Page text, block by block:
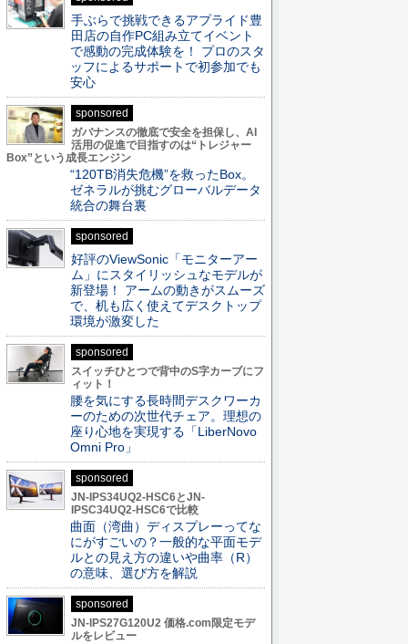
手ぶらで挑戦できるアプライド豊
田店の自作PC組み立てイベント
で感動の完成体験を！ プロのスタ
ッフによるサポートで初参加でも
安心
sponsored
ガバナンスの徹底で安全を担保し、AI
活用の促進で目指すのは“トレジャー
Box”という成長エンジン
“120TB消失危機”を救ったBox。
ゼネラルが挑むグローバルデータ
統合の舞台裏
sponsored
好評のViewSonic「モニターアー
ム」にスタイリッシュなモデルが
新登場！ アームの動きがスムーズ
で、机も広く使えてデスクトップ
環境が激変した
sponsored
スイッチひとつで背中のS字カーブにフ
ィット！
腰を気にする長時間デスクワーカ
ーのための次世代チェア。理想の
座り心地を実現する「LiberNovo
Omni Pro」
sponsored
JN-IPS34UQ2-HSC6とJN-
IPSC34UQ2-HSC6で比較
曲面（湾曲）ディスプレーってな
にがすごいの？一般的な平面モデ
ルとの見え方の違いや曲率（R）
の意味、選び方を解説
sponsored
JN-IPS27G120U2 価格.com限定モデ
ルをレビュー